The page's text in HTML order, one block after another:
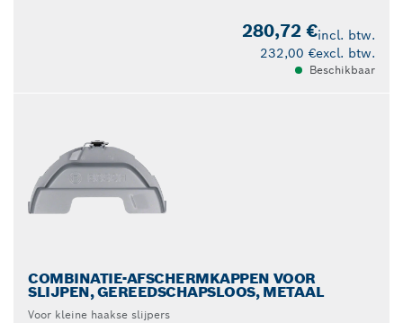
280,72 €incl. btw.
232,00 €excl. btw.
Beschikbaar
COMBINATIE-AFSCHERMKAPPEN VOOR
SLIJPEN, GEREEDSCHAPSLOOS, METAAL
Voor kleine haakse slijpers